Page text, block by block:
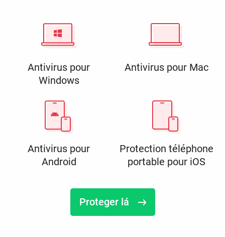
Antivirus pour
Windows
Antivirus pour Mac
Antivirus pour
Android
Protection téléphone
portable pour iOS
Proteger lá